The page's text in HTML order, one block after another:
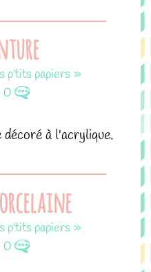
p'tits papiers »
0
à l'acrylique.
p'tits papiers »
0